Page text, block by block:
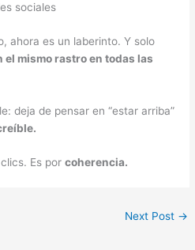
sociales
ahora es un laberinto. Y solo
el mismo rastro en todas las
deja de pensar en “estar arriba”
Es porcoherencia.
Next Post →